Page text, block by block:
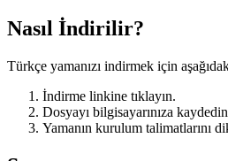
Nasıl İndirilir?
Türkçe yamanızı indirmek için
İndirme linkine tıklayın.
Dosyayı bilgisayarınıza
Yamanın kurulum talimatlarını